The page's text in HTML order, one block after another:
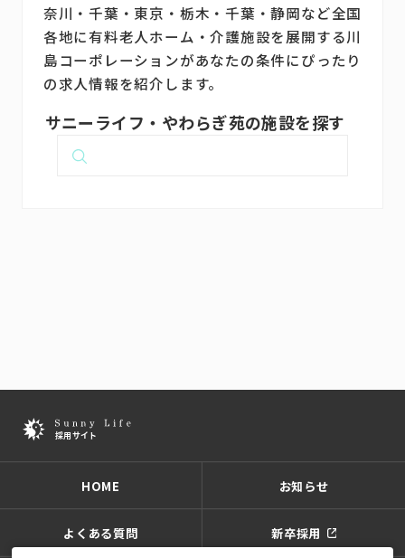
奈川・千葉・東京・栃木・千葉・静岡など全国
各地に有料老人ホーム・介護施設を展開する川
島コーポレーションがあなたの条件にぴったり
の求人情報を紹介します。
サニーライフ・やわらぎ苑の施設を探す
HOME お知らせ
よくある質問 新卒採用